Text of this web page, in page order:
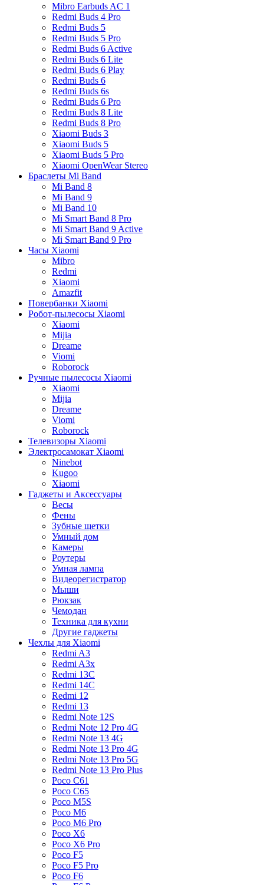
Mibro Earbuds AC 1
Redmi Buds 4 Pro
Redmi Buds 5
Redmi Buds 5 Pro
Redmi Buds 6 Active
Redmi Buds 6 Lite
Redmi Buds 6 Play
Redmi Buds 6
Redmi Buds 6s
Redmi Buds 6 Pro
Redmi Buds 8 Lite
Redmi Buds 8 Pro
Xiaomi Buds 3
Xiaomi Buds 5
Xiaomi Buds 5 Pro
Xiaomi OpenWear Stereo
Браслеты Mi Band
Mi Band 8
Mi Band 9
Mi Band 10
Mi Smart Band 8 Pro
Mi Smart Band 9 Active
Mi Smart Band 9 Pro
Часы Xiaomi
Mibro
Redmi
Xiaomi
Amazfit
Повербанки Xiaomi
Робот-пылесосы Xiaomi
Xiaomi
Mijia
Dreame
Viomi
Roborock
Ручные пылесосы Xiaomi
Xiaomi
Mijia
Dreame
Viomi
Roborock
Телевизоры Xiaomi
Электросамокат Xiaomi
Ninebot
Kugoo
Xiaomi
Гаджеты и Аксессуары
Весы
Фены
Зубные щетки
Умный дом
Камеры
Роутеры
Умная лампа
Видеорегистратор
Мыши
Рюкзак
Чемодан
Техника для кухни
Другие гаджеты
Чехлы для Xiaomi
Redmi A3
Redmi A3x
Redmi 13C
Redmi 14C
Redmi 12
Redmi 13
Redmi Note 12S
Redmi Note 12 Pro 4G
Redmi Note 13 4G
Redmi Note 13 Pro 4G
Redmi Note 13 Pro 5G
Redmi Note 13 Pro Plus
Poco C61
Poco C65
Poco M5S
Poco M6
Poco M6 Pro
Poco X6
Poco X6 Pro
Poco F5
Poco F5 Pro
Poco F6